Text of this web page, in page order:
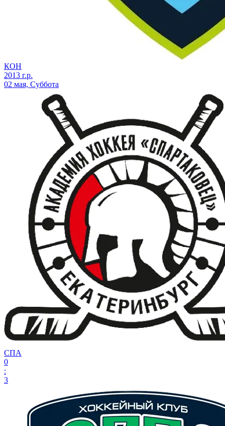
КОН
2013 г.р.
02 мая, Суббота
СПА
0
:
3